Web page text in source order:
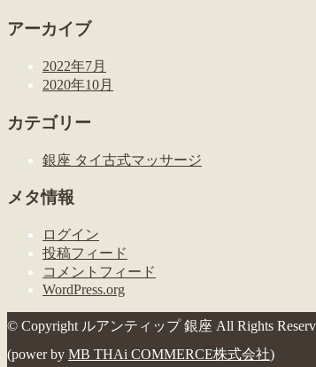
アーカイブ
2022年7月
2020年10月
カテゴリー
銀座 タイ古式マッサージ
メタ情報
ログイン
投稿フィード
コメントフィード
WordPress.org
© Copyright ルアンティップ 銀座 All Rights
(power by MB THAi COMMERCE株式会社)